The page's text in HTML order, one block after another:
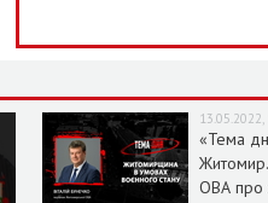
13.05.2022,
«Тема
ОВА про